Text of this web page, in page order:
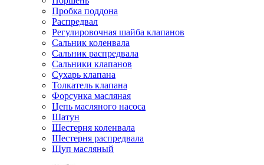
Пробка поддона
Распредвал
Регулировочная шайба клапанов
Сальник коленвала
Сальник распредвала
Сальники клапанов
Сухарь клапана
Толкатель клапана
Форсунка масляная
Цепь масляного насоса
Шатун
Шестерня коленвала
Шестерня распредвала
Щуп масляный